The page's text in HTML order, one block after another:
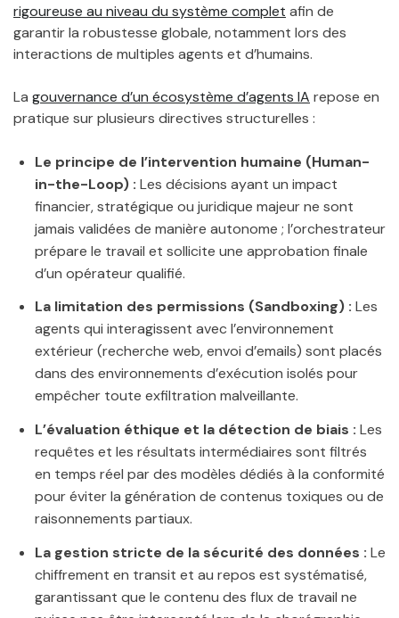
rigoureuse au niveau du système complet afin de
garantir la robustesse globale, notamment lors des
interactions de multiples agents et d’humains.
La gouvernance d’un écosystème d’agents IA repose en
pratique sur plusieurs directives structurelles :
Le principe de l’intervention humaine (Human-
in-the-Loop) : Les décisions ayant un impact
financier, stratégique ou juridique majeur ne sont
jamais validées de manière autonome ; l’orchestrateur
prépare le travail et sollicite une approbation finale
d’un opérateur qualifié.
La limitation des permissions (Sandboxing) : Les
agents qui interagissent avec l’environnement
extérieur (recherche web, envoi d’emails) sont placés
dans des environnements d’exécution isolés pour
empêcher toute exfiltration malveillante.
L’évaluation éthique et la détection de biais : Les
requêtes et les résultats intermédiaires sont filtrés
en temps réel par des modèles dédiés à la conformité
pour éviter la génération de contenus toxiques ou de
raisonnements partiaux.
La gestion stricte de la sécurité des données : Le
chiffrement en transit et au repos est systématisé,
garantissant que le contenu des flux de travail ne